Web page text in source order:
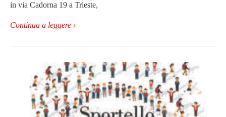
in via Cadorna 19 a Trieste,
Continua a leggere ›